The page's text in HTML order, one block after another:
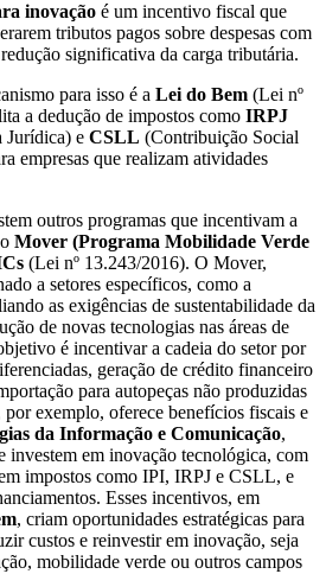
inovação é um incentivo fiscal que
tributos pagos sobre despesas com
significativa da carga tributária.
para isso é a Lei do Bem (Lei nº
a dedução de impostos como IRPJ
Jurídica) e CSLL (Contribuição Social
empresas que realizam atividades
outros programas que incentivam a
Mover (Programa Mobilidade Verde
(Lei nº 13.243/2016). O Mover,
a setores específicos, como a
as exigências de sustentabilidade da
de novas tecnologias nas áreas de
é incentivar a cadeia do setor por
geração de crédito financeiro
para autopeças não produzidas
por exemplo, oferece benefícios fiscais e
da Informação e Comunicação,
investem em inovação tecnológica, com
impostos como IPI, IRPJ e CSLL, e
Esses incentivos, em
, criam oportunidades estratégicas para
custos e reinvestir em inovação, seja
mobilidade verde ou outros campos